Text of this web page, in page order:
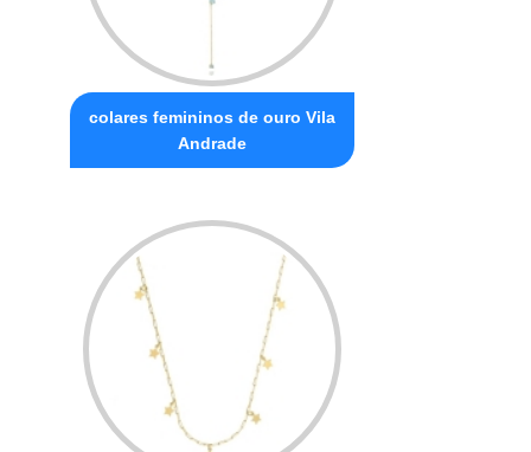
colares femininos de ouro Vila
Andrade